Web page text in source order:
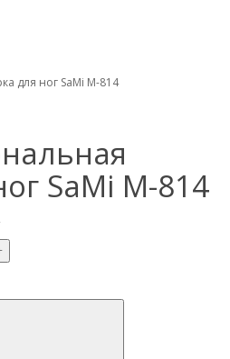
для ног SaMi M-814
SaMi M-814